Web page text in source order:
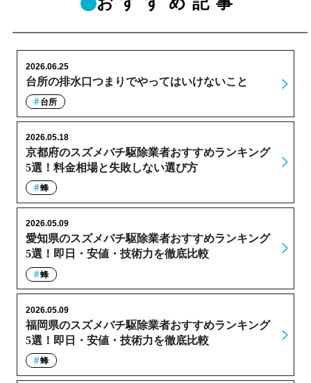
台所の排水口つまりでやってはいけないこと
2026.06.25
台所
京都府のスズメバチ駆除業者おすすめランキング
5選！料金相場と失敗しない選び方
2026.05.18
蜂
愛知県のスズメバチ駆除業者おすすめランキング
5選！即日・安値・技術力を徹底比較
2026.05.09
蜂
福岡県のスズメバチ駆除業者おすすめランキング
5選！即日・安値・技術力を徹底比較
2026.05.09
蜂